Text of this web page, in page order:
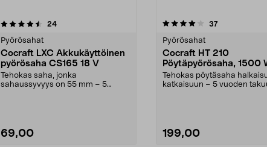
24arvostelut
Pyörösahat
Cocraft LXC Akkukäyttöinen
pyörösaha CS165 18 V
Tehokas saha, jonka
sahaussyvyys on 55 mm – 5
69,00
4.0 viidestä
37arvostelut
Pyörösahat
Cocraft HT 210
Pöytäpyörösaha, 1500
Tehokas pöytäsaha
katkaisuun – 5 vuoden
199,00
4.5 viidestä